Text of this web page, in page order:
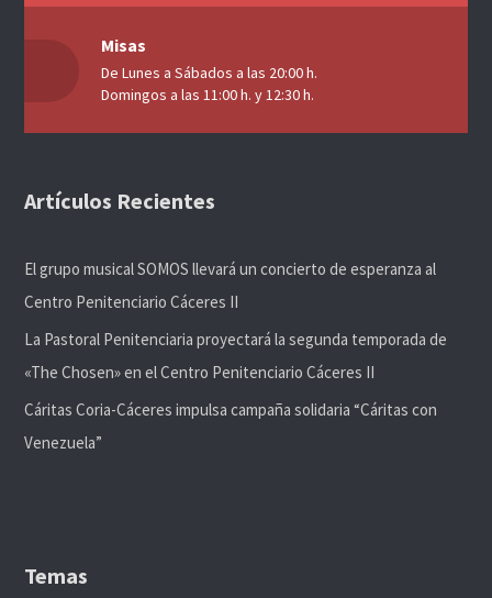
Misas
De Lunes a Sábados a las 20:00 h.
Domingos a las 11:00 h. y 12:30 h.
Artículos Recientes
El grupo musical SOMOS llevará un concierto de esperanza al
Centro Penitenciario Cáceres II
La Pastoral Penitenciaria proyectará la segunda temporada de
«The Chosen» en el Centro Penitenciario Cáceres II
Cáritas Coria-Cáceres impulsa campaña solidaria “Cáritas con
Venezuela”
Temas